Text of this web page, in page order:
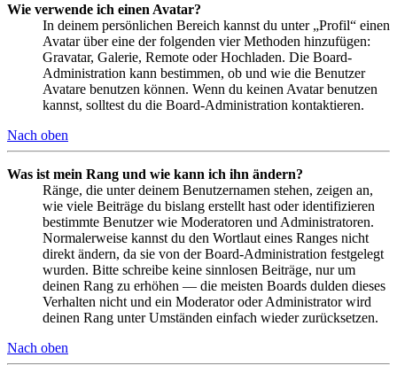
Wie verwende ich einen Avatar?
In deinem persönlichen Bereich kannst du unter „Profil“ einen
Avatar über eine der folgenden vier Methoden hinzufügen:
Gravatar, Galerie, Remote oder Hochladen. Die Board-
Administration kann bestimmen, ob und wie die Benutzer
Avatare benutzen können. Wenn du keinen Avatar benutzen
kannst, solltest du die Board-Administration kontaktieren.
Nach oben
Was ist mein Rang und wie kann ich ihn ändern?
Ränge, die unter deinem Benutzernamen stehen, zeigen an,
wie viele Beiträge du bislang erstellt hast oder identifizieren
bestimmte Benutzer wie Moderatoren und Administratoren.
Normalerweise kannst du den Wortlaut eines Ranges nicht
direkt ändern, da sie von der Board-Administration festgelegt
wurden. Bitte schreibe keine sinnlosen Beiträge, nur um
deinen Rang zu erhöhen — die meisten Boards dulden dieses
Verhalten nicht und ein Moderator oder Administrator wird
deinen Rang unter Umständen einfach wieder zurücksetzen.
Nach oben